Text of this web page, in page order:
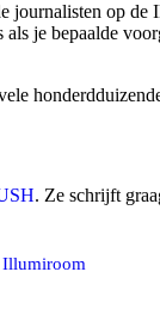
op
je bepaalde
. Ze schrijft
Illumiroom